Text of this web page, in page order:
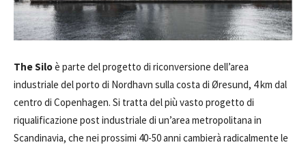
The Siloè parte del progetto di riconversione dell’area
industriale del porto di Nordhavn sulla costa di Øresund, 4 km dal
centro di Copenhagen. Si tratta del più vasto progetto di
riqualificazione post industriale di un’area metropolitana in
Scandinavia, che nei prossimi 40-50 anni cambierà radicalmente le